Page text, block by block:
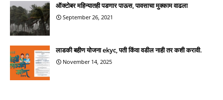
ऑक्टोबर महिन्यातही पडणार पाऊस, पावसाचा मुक्काम वाढला
September 26, 2021
लाडकी बहीण योजना ekyc, पती किंवा वडील नाही तर कशी करावी.
November 14, 2025